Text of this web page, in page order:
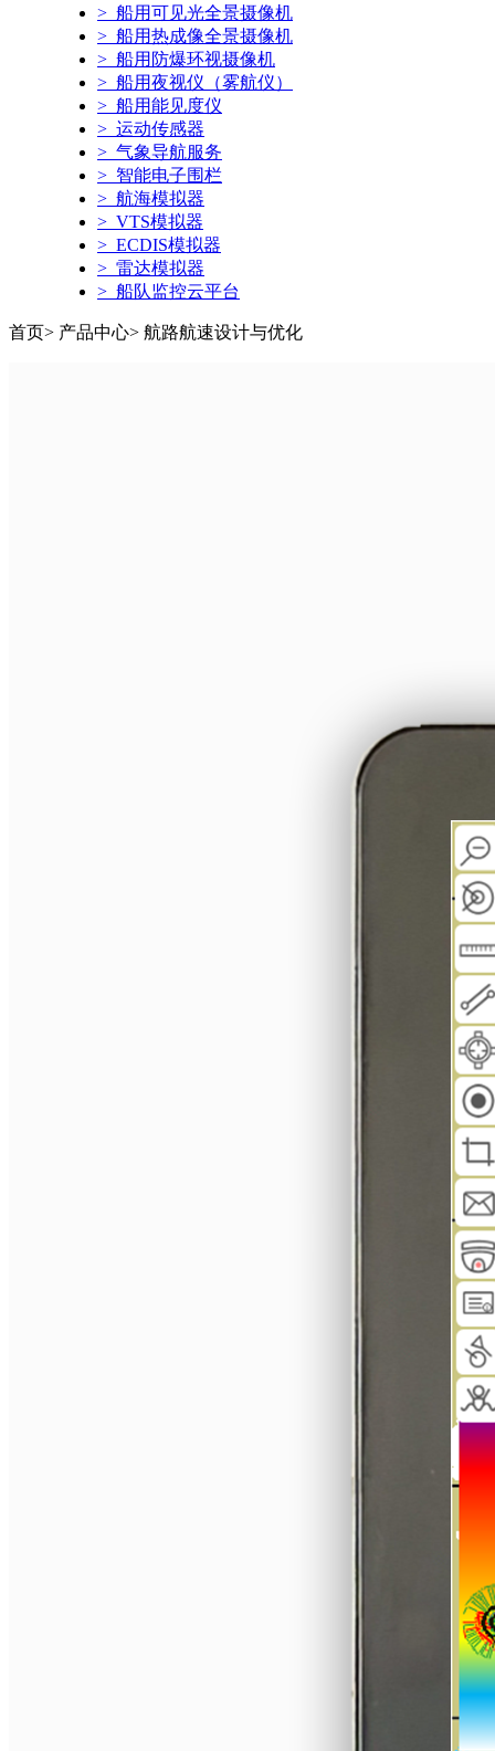
> 船用可见光全景摄像机
> 船用热成像全景摄像机
> 船用防爆环视摄像机
> 船用夜视仪（雾航仪）
> 船用能见度仪
> 运动传感器
> 气象导航服务
> 智能电子围栏
> 航海模拟器
> VTS模拟器
> ECDIS模拟器
> 雷达模拟器
> 船队监控云平台
首页> 产品中心> 航路航速设计与优化